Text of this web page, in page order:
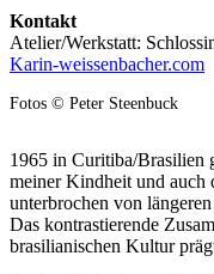
Kontakt
Atelier/Werkstatt:
Karin-weissenbacher.com
Fotos © Peter Steenbuck
1965 in Curitiba/Brasilien
meiner Kindheit und auch
unterbrochen von
Das kontrastierende
brasilianischen Kultur